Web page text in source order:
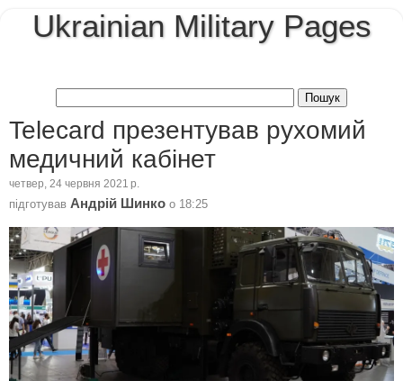
Ukrainian Military Pages
Telecard презентував рухомий
медичний кабінет
четвер, 24 червня 2021 р.
підготував Андрій Шинко о 18:25